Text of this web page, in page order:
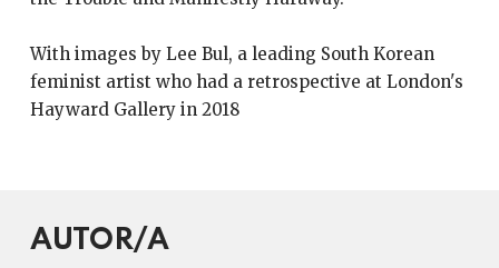
With images by Lee Bul, a leading South Korean
feminist artist who had a retrospective at London's
Hayward Gallery in 2018
AUTOR/A